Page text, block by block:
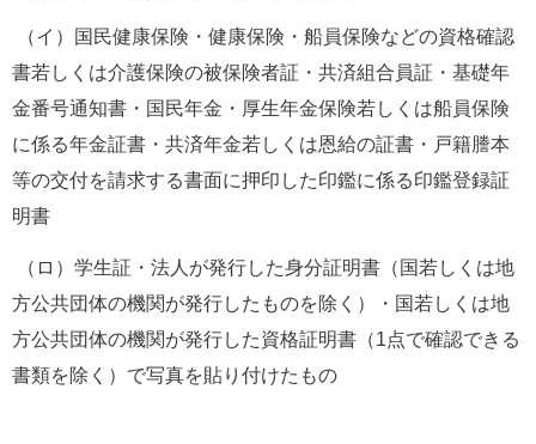
（イ）国民健康保険・健康保険・船員保険などの資格確認
書若しくは介護保険の被保険者証・共済組合員証・基礎年
金番号通知書・国民年金・厚生年金保険若しくは船員保険
に係る年金証書・共済年金若しくは恩給の証書・戸籍謄本
等の交付を請求する書面に押印した印鑑に係る印鑑登録証
明書
（ロ）学生証・法人が発行した身分証明書（国若しくは地
方公共団体の機関が発行したものを除く）・国若しくは地
方公共団体の機関が発行した資格証明書（1点で確認できる
書類を除く）で写真を貼り付けたもの